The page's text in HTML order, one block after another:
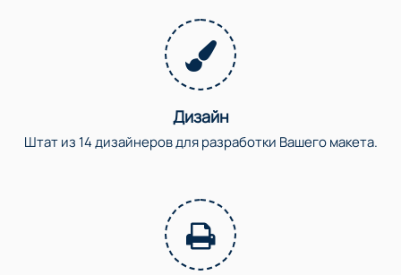
Дизайн
Штат из 14 дизайнеров для разработки Вашего макета.